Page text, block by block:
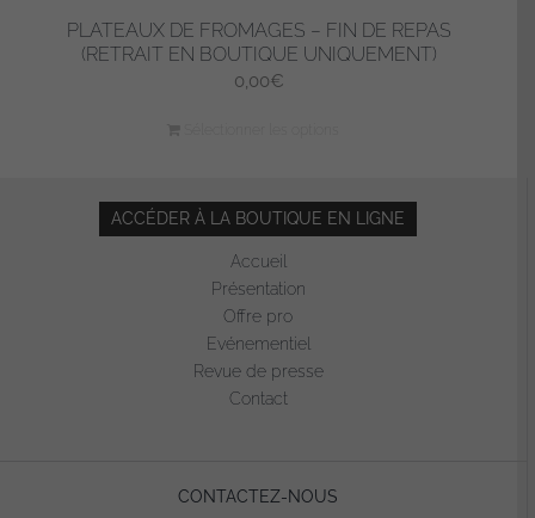
PLATEAUX DE FROMAGES – FIN DE REPAS
(RETRAIT EN BOUTIQUE UNIQUEMENT)
0,00€
ACCÉDER À LA BOUTIQUE EN LIGNE
Accueil
Présentation
Offre pro
Evénementiel
Revue de presse
Contact
CONTACTEZ-NOUS